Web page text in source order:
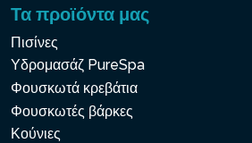
Τα προϊόντα μας
Πισίνες
Υδρομασάζ PureSpa
Φουσκωτά κρεβάτια
Φουσκωτές βάρκες
Κούνιες